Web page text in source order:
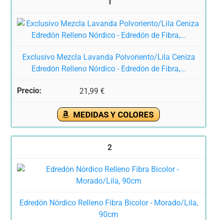
1
Exclusivo Mezcla Lavanda Polvoriento/Lila Ceniza
Edredón Relleno Nórdico - Edredón de Fibra,...
21,99 €
MEDIDAS Y COLORES
2
Edredón Nórdico Relleno Fibra Bicolor - Morado/Lila,
90cm